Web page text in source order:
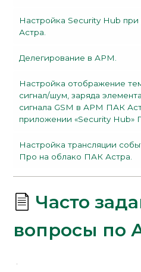
Настройка Security Hub
Астра.
Делегирование в АРМ.
Настройка отображение
сигнал/шум, заряда
сигнала GSM в АРМ ПАК
приложении «Security
Настройка трансляции
Про на облако ПАК Астра.
Часто
вопросы по